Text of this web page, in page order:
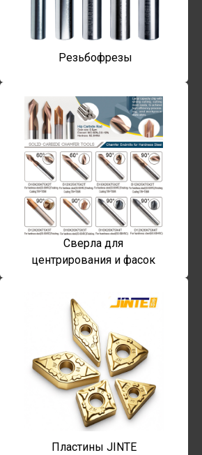
Резьбофрезы
Сверла для
центрирования и фасок
Пластины JINTE